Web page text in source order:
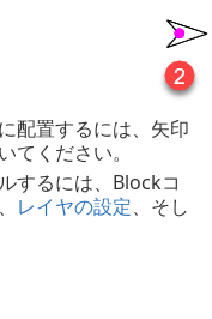
配置するには、矢印
てください。
するには、Blockコ
、 レイヤの設定、そし